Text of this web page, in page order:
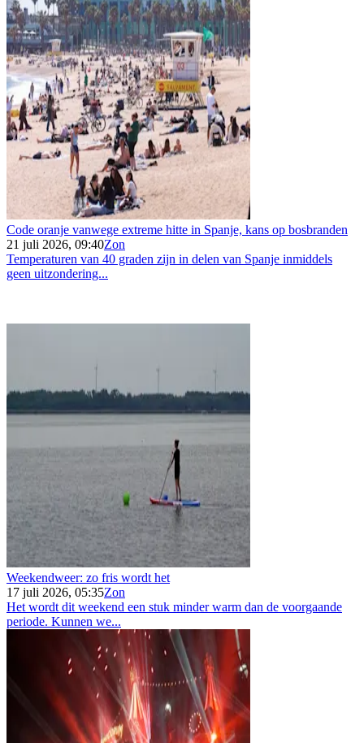
Code oranje vanwege extreme hitte in Spanje, kans op bosbranden
21 juli 2026, 09:40Zon
Temperaturen van 40 graden zijn in delen van Spanje inmiddels
geen uitzondering...
Weekendweer: zo fris wordt het
17 juli 2026, 05:35Zon
Het wordt dit weekend een stuk minder warm dan de voorgaande
periode. Kunnen we...